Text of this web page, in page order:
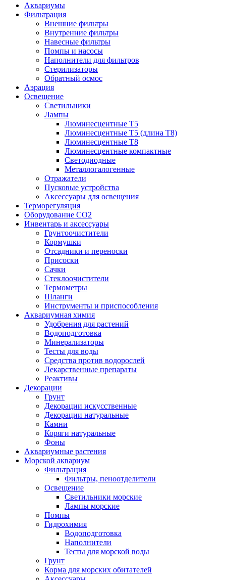
Аквариумы
Фильтрация
Внешние фильтры
Внутренние фильтры
Навесные фильтры
Помпы и насосы
Наполнители для фильтров
Стерилизаторы
Обратный осмос
Аэрация
Освещение
Светильники
Лампы
Люминесцентные T5
Люминесцентные T5 (длина T8)
Люминесцентные T8
Люминесцентные компактные
Светодиодные
Металлогалогенные
Отражатели
Пусковые устройства
Аксессуары для освещения
Терморегуляция
Оборудование CO2
Инвентарь и аксессуары
Грунтоочистители
Кормушки
Отсадники и переноски
Присоски
Сачки
Стеклоочистители
Термометры
Шланги
Инструменты и приспособления
Аквариумная химия
Удобрения для растений
Водоподготовка
Минерализаторы
Тесты для воды
Средства против водорослей
Лекарственные препараты
Реактивы
Декорации
Грунт
Декорации искусственные
Декорации натуральные
Камни
Коряги натуральные
Фоны
Аквариумные растения
Морской аквариум
Фильтрация
Фильтры, пеноотделители
Освещение
Светильники морские
Лампы морские
Помпы
Гидрохимия
Водоподготовка
Наполнители
Тесты для морской воды
Грунт
Корма для морских обитателей